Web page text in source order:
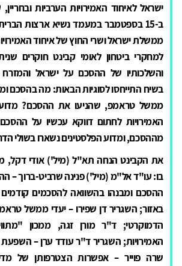
ישראל לאיחוד האמירויות הערביות
ב-15 בספטמבר במעמד נשיא ארצות
ממשלת ישראל ושרי החוץ של איחוד
למחקרי ביטחון לאומי קבינט חוקרים
והשלכותיו של ההסכם על ישראל
בשיח התייחסו לסוגיות הבאות: מה בהסכם
ממשל טראמפ, שהניעו את ההסכם?
האמירויות לחתום דווקא עכשיו על
מההסכם, ומדוע הפלסטינים נשארו בשולי
את הקבינט הנחה תא"ל (מיל') אודי דקל,
בו: עו"ד אל"מ (מיל') פנינה שרביט-ברוך –
ההסכם ומבנהו בהשוואה להסכמים קודמים
באזור; השגריר דן שפירו – יעדי ממשל
הדמוקרטי; ד"ר מורן זגה, ממכון
האמירויות; השגריר ד"ר עודד ערן –
שרה פוייר – אפשרות הצטרפותן של